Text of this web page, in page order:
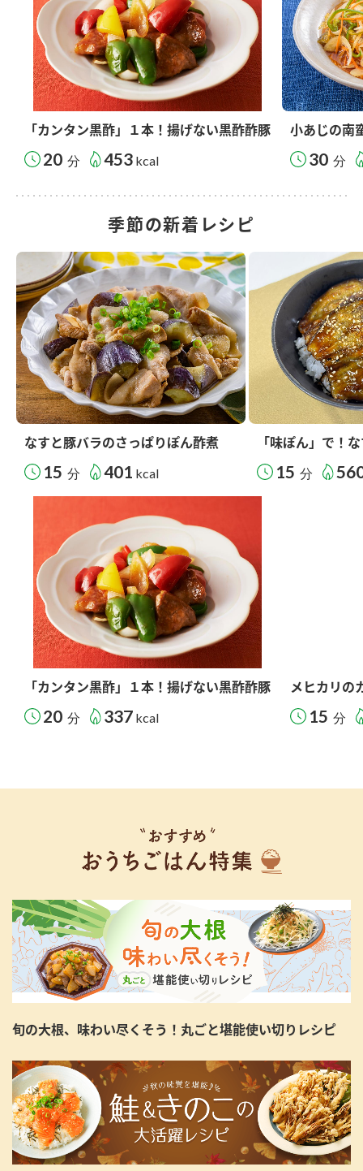
「カンタン黒酢」１本！揚げない黒酢酢豚
20 分 453 kcal
小あじの南
30 分
季節の新着レシピ
なすと豚バラのさっぱりぽん酢煮
15 分 401 kcal
「味ぽん」で！
15 分
「カンタン黒酢」１本！揚げない黒酢酢豚
20 分 337 kcal
メヒカリの
15 分
旬の大根、味わい尽くそう！丸ごと堪能使い切りレシピ